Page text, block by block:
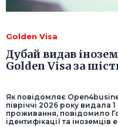
Golden Visa
Дубай видав
Golden Visa за
Як повідомляє
півріччі 2026 року видала
проживання, повідомило
ідентифікації та іноземців